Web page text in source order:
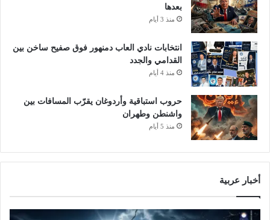
بعدها
منذ 3 أيام
انتخابات نادي العاب دمنهور فوق صفيح ساخن بين
القدامي والجدد
منذ 4 أيام
حروب استباقية وأردوغان يقرّب المسافات بين
واشنطن وطهران
منذ 5 أيام
أخبار عربية